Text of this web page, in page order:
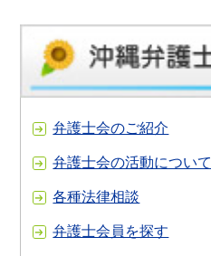
弁護士会のご紹介
弁護士会の活動について
各種法律相談
弁護士会員を探す